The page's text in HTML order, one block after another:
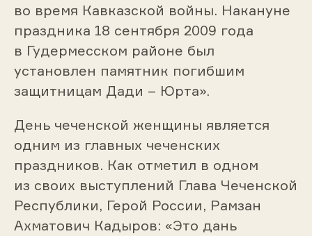
во время Кавказской войны. Накануне
праздника 18 сентября 2009 года
в Гудермесском районе был
установлен памятник погибшим
защитницам Дади – Юрта».
День чеченской женщины является
одним из главных чеченских
праздников. Как отметил в одном
из своих выступлений Глава Чеченской
Республики, Герой России, Рамзан
Ахматович Кадыров: «Это дань